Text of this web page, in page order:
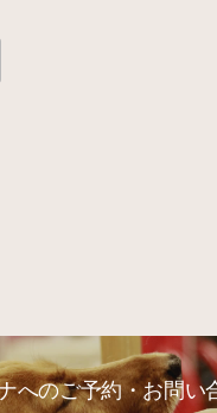
へのご予約・お問い